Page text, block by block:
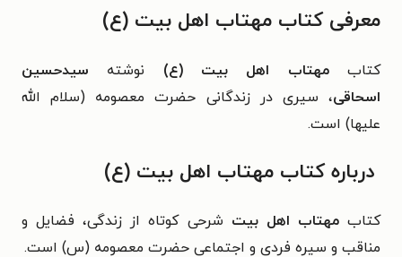
معرفی کتاب مهتاب اهل بیت (ع)
کتابمهتاب اهل بیت (ع) نوشته سیدحسین
اسحاقی، سیری در زندگانی حضرت معصومه (سلام الله
علیها) است.
درباره کتاب مهتاب اهل بیت (ع)
کتابمهتاب اهل بیت شرحی کوتاه از زندگی، فضایل و
مناقب و سیره فردی و اجتماعی حضرت معصومه (س) است.